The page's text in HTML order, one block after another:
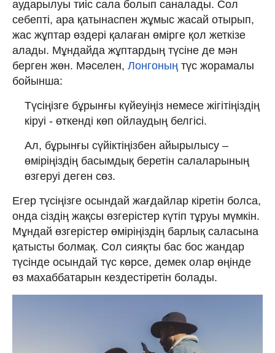
аударылуы тиіс сала болып саналады. Сол
себепті, ара қатынаспен жұмыс жасай отырып,
жас жұптар өздері қалаған өмірге қол жеткізе
алады. Мұндайда жұптардың түсіне де мән
берген жөн. Мәселен, Лонгоның түс жорамалы
бойынша:
Түсіңізге бұрынғы күйеуіңіз немесе жігітіңіздің
кіруі - өткенді көп ойлаудың белгісі.
Ал, бұрынғы сүйіктіңізбен айырылысу –
өміріңіздің басымдық беретін салаларының
өзгеруі деген сөз.
Егер түсіңізге осындай жағдайлар кіретін болса,
онда сіздің жақсы өзгерістер күтіп тұруы мүмкін.
Мұндай өзгерістер өміріңіздің барлық саласына
қатысты болмақ. Сол сияқты бас бос жандар
түсінде осындай түс көрсе, демек олар өңінде
өз махаббатарын кездестіретін болады.